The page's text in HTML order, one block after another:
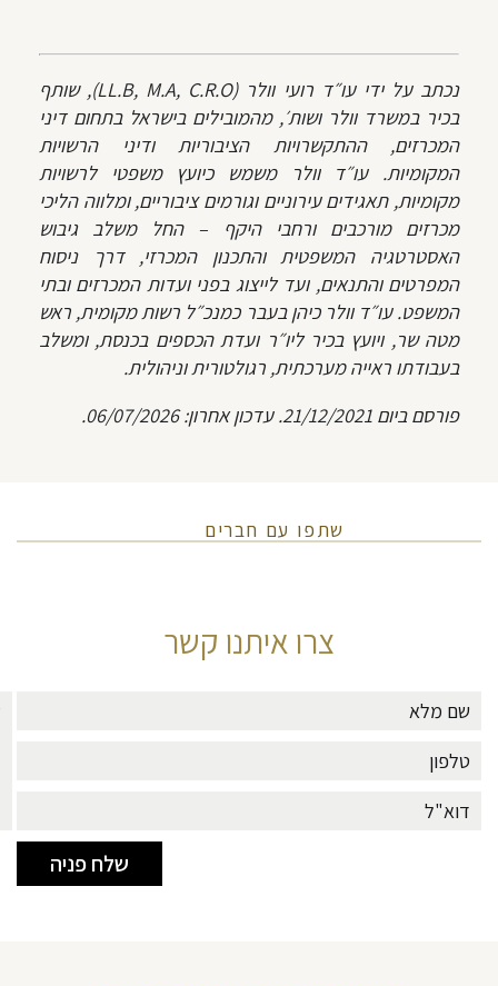
נכתב על ידי עו״ד רועי וולר (LL.B, M.A, C.R.O), שותף
בכיר במשרד וולר ושות׳, מהמובילים בישראל בתחום דיני
המכרזים, ההתקשרויות הציבוריות ודיני הרשויות
המקומיות. עו״ד וולר משמש כיועץ משפטי לרשויות
מקומיות, תאגידים עירוניים וגורמים ציבוריים, ומלווה הליכי
מכרזים מורכבים ורחבי היקף – החל משלב גיבוש
האסטרטגיה המשפטית והתכנון המכרזי, דרך ניסוח
המפרטים והתנאים, ועד לייצוג בפני ועדות המכרזים ובתי
המשפט.עו״ד וולר כיהן בעבר כמנכ״ל רשות מקומית, ראש
מטה שר, ויועץ בכיר ליו״ר ועדת הכספים בכנסת, ומשלב
בעבודתו ראייה מערכתית, רגולטורית וניהולית.
פורסם ביום 21/12/2021. עדכון אחרון: 06/07/2026.
שתפו עם חברים
צרו איתנו קשר